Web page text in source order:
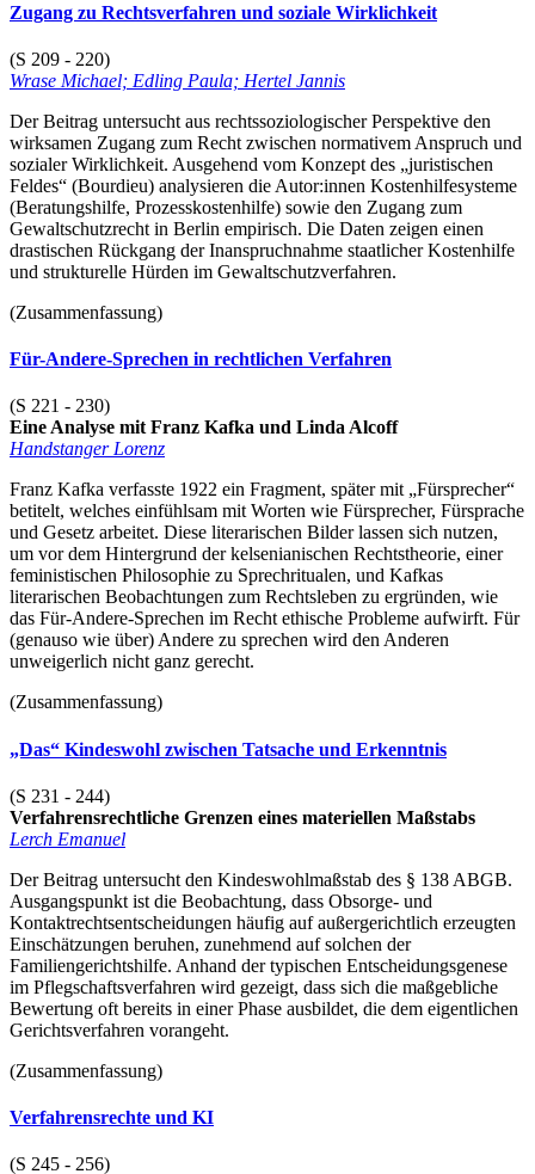
Zugang zu Rechtsverfahren und soziale Wirklichkeit
(S 209 - 220)
Wrase Michael; Edling Paula; Hertel Jannis
Der Beitrag untersucht aus rechtssoziologischer Perspektive den
wirksamen Zugang zum Recht zwischen normativem Anspruch und
sozialer Wirklichkeit. Ausgehend vom Konzept des „juristischen
Feldes“ (Bourdieu) analysieren die Autor:innen Kostenhilfesysteme
(Beratungshilfe, Prozesskostenhilfe) sowie den Zugang zum
Gewaltschutzrecht in Berlin empirisch. Die Daten zeigen einen
drastischen Rückgang der Inanspruchnahme staatlicher Kostenhilfe
und strukturelle Hürden im Gewaltschutzverfahren.
(Zusammenfassung)
Für-Andere-Sprechen in rechtlichen Verfahren
(S 221 - 230)
Eine Analyse mit Franz Kafka und Linda Alcoff
Handstanger Lorenz
Franz Kafka verfasste 1922 ein Fragment, später mit „Fürsprecher“
betitelt, welches einfühlsam mit Worten wie Fürsprecher, Fürsprache
und Gesetz arbeitet. Diese literarischen Bilder lassen sich nutzen,
um vor dem Hintergrund der kelsenianischen Rechtstheorie, einer
feministischen Philosophie zu Sprechritualen, und Kafkas
literarischen Beobachtungen zum Rechtsleben zu ergründen, wie
das Für-Andere-Sprechen im Recht ethische Probleme aufwirft. Für
(genauso wie über) Andere zu sprechen wird den Anderen
unweigerlich nicht ganz gerecht.
(Zusammenfassung)
„Das“ Kindeswohl zwischen Tatsache und Erkenntnis
(S 231 - 244)
Verfahrensrechtliche Grenzen eines materiellen Maßstabs
Lerch Emanuel
Der Beitrag untersucht den Kindeswohlmaßstab des § 138 ABGB.
Ausgangspunkt ist die Beobachtung, dass Obsorge- und
Kontaktrechtsentscheidungen häufig auf außergerichtlich erzeugten
Einschätzungen beruhen, zunehmend auf solchen der
Familiengerichtshilfe. Anhand der typischen Entscheidungsgenese
im Pflegschaftsverfahren wird gezeigt, dass sich die maßgebliche
Bewertung oft bereits in einer Phase ausbildet, die dem eigentlichen
Gerichtsverfahren vorangeht.
(Zusammenfassung)
Verfahrensrechte und KI
(S 245 - 256)